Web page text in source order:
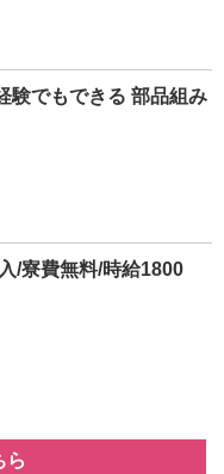
験でもできる 部品組み
/寮費無料/時給1800
ら